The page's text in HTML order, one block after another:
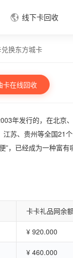
 线下卡回收
换东方城卡
卡在线回收
年发行的，在北京
苏、贵州等全国21
，已经成为一种富有
卡卡礼品网余
¥ 920.000
¥ 460.000